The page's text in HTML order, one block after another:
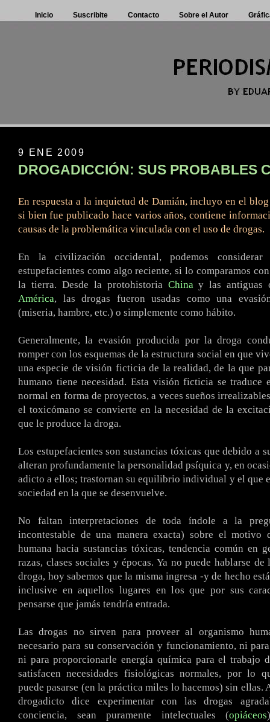
Inicio Suscribite Contacto Sobre el Autor
9 ENE 2009
DROGADICCIÓN: SUS PROBABLES
En respuesta a la inquietud de Damián, incluyo en el
si bien fue publicado hace varios años, contiene
causas de la problemática vinculada con el uso de drogas.
En la civilización occidental, podemos
estupefacientes como algo reciente, si lo comparamos
la tierra. Desde la protohistoria Chinay las antiguas
América, las drogas fueron usadas como una
(miseria, hambre, etc.) o simplemente como hábito.
Generalmente, la evasión producida por la droga
romper con los esquemas de la estructura social en que
una especie de visión ficticia de la realidad, de la que
humano tiene necesidad. Esta visión ficticia se traduce
normal en forma de proyectos, a veces sueños
el toxicómano se convierte en la necesidad de la
que le produce la droga.
Los estupefacientes son sustancias tóxicas que debido a
alteran profundamente la personalidad psíquica y, en
adicto a ellos; trastornan su equilibrio individual y el que
sociedad en la que se desenvuelve.
No faltan interpretaciones de toda índole a la
incontestable de una manera exacta) sobre el motivo
humana hacia sustancias tóxicas, tendencia común en
razas, clases sociales y épocas. Ya no puede hablarse de
droga, hoy sabemos que la misma ingresa -y de hecho
inclusive en aquellos lugares en los que por sus
pensarse que jamás tendría entrada.
Las drogas no sirven para proveer al organismo
necesario para su conservación y funcionamiento, ni
ni para proporcionarle energía química para el trabajo
satisfacen necesidades fisiológicas normales, por lo
puede pasarse (en la práctica miles lo hacemos) sin ellas.
drogadicto dice experimentar con las drogas
conciencia, sean puramente intelectuales (opiáceos